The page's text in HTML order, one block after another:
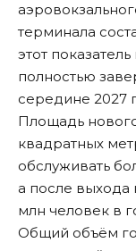
терминала
этот
полностью
середине 2027
Площадь
квадратных
обслуживать
а после
млн человек в
Общий объём